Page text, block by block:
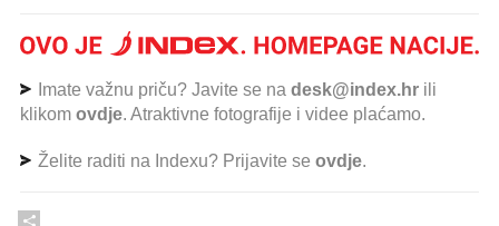
Imate važnu priču? Javite se na desk@index.hr ili
klikom ovdje. Atraktivne fotografije i videe plaćamo.
Želite raditi na Indexu? Prijavite se ovdje.